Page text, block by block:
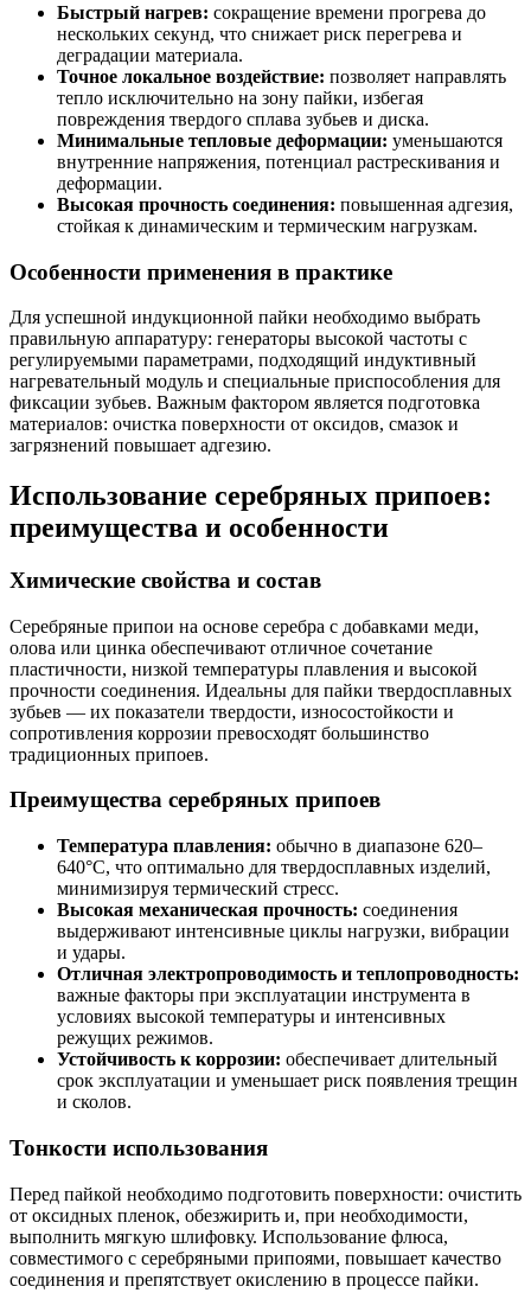
Быстрый нагрев: сокращение времени прогрева до
нескольких секунд, что снижает риск перегрева и
деградации материала.
Точное локальное воздействие: позволяет направлять
тепло исключительно на зону пайки, избегая
повреждения твердого сплава зубьев и диска.
Минимальные тепловые деформации: уменьшаются
внутренние напряжения, потенциал растрескивания и
деформации.
Высокая прочность соединения: повышенная адгезия,
стойкая к динамическим и термическим нагрузкам.
Особенности применения в практике
Для успешной индукционной пайки необходимо выбрать
правильную аппаратуру: генераторы высокой частоты с
регулируемыми параметрами, подходящий индуктивный
нагревательный модуль и специальные приспособления для
фиксации зубьев. Важным фактором является подготовка
материалов: очистка поверхности от оксидов, смазок и
загрязнений повышает адгезию.
Использование серебряных припоев:
преимущества и особенности
Химические свойства и состав
Серебряные припои на основе серебра с добавками меди,
олова или цинка обеспечивают отличное сочетание
пластичности, низкой температуры плавления и высокой
прочности соединения. Идеальны для пайки твердосплавных
зубьев — их показатели твердости, износостойкости и
сопротивления коррозии превосходят большинство
традиционных припоев.
Преимущества серебряных припоев
Температура плавления: обычно в диапазоне 620–
640°C, что оптимально для твердосплавных изделий,
минимизируя термический стресс.
Высокая механическая прочность: соединения
выдерживают интенсивные циклы нагрузки, вибрации
и удары.
Отличная электропроводимость и теплопроводность:
важные факторы при эксплуатации инструмента в
условиях высокой температуры и интенсивных
режущих режимов.
Устойчивость к коррозии: обеспечивает длительный
срок эксплуатации и уменьшает риск появления трещин
и сколов.
Тонкости использования
Перед пайкой необходимо подготовить поверхности: очистить
от оксидных пленок, обезжирить и, при необходимости,
выполнить мягкую шлифовку. Использование флюса,
совместимого с серебряными припоями, повышает качество
соединения и препятствует окислению в процессе пайки.